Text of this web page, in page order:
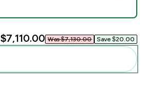
$7,110.00‎ Was $7,130.00‎ Save $20.00‎